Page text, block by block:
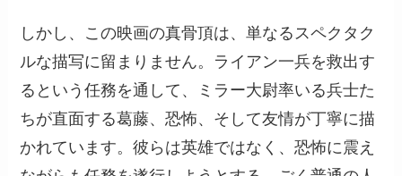
しかし、この映画の真骨頂は、単なるスペクタク
ルな描写に留まりません。ライアン一兵を救出す
るという任務を通して、ミラー大尉率いる兵士た
ちが直面する葛藤、恐怖、そして友情が丁寧に描
かれています。彼らは英雄ではなく、恐怖に震え